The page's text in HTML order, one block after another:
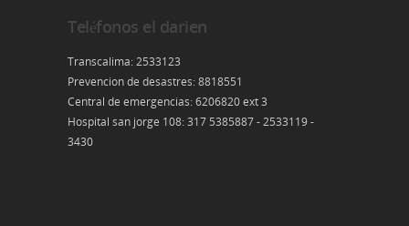
Teléfonos el darien
Transcalima: 2533123
Prevencion de desastres: 8818551
Central de emergencias: 6206820 ext 3
Hospital san jorge 108: 317 5385887 - 2533119 -
3430